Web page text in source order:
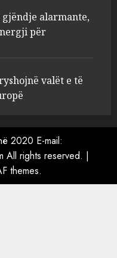
reshjeve: Fierza në
KESH blen
euro energji për
Si po e
valët e të nxehtit
jetën në Europë
gjëndje alarmante,
për
valët e të
2020 E-mail:
All rights reserved. |
themes.